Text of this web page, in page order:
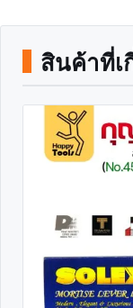
สินค้าที่เ